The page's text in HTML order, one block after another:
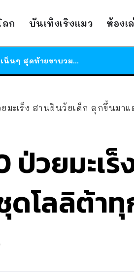
ลก บันเทิงเริงแมว ห้องเ
ได้เวลาเด็กหนวดรวมตัว RF Online Next เปิดให้เล่นแล้ว เกม Sci-Fi MMORPG ระดับตำนาน เล่นได้ทั้งมือถือและ PC
มะเร็ง สานฝันวัยเด็ก ลุกขึ้นมา
วยมะเร็
โลลิต้าทุ